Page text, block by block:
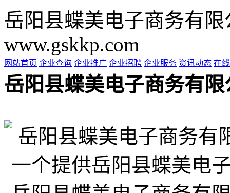
岳阳县蝶美电子商务有限
www.gskkp.com
网站首页 企业查询 企业推广 企业招聘 企业服务 资讯动态 在
岳阳县蝶美电子商务有限